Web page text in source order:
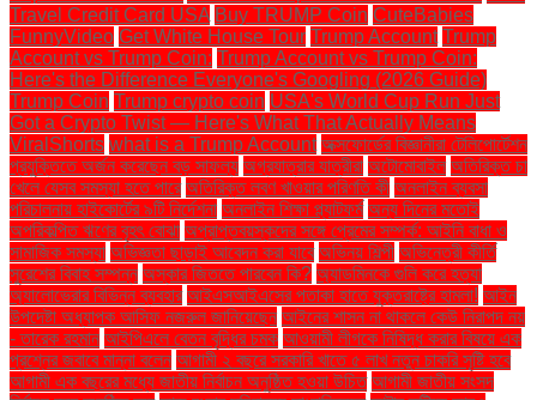
Travel Credit Card USA Buy TRUMP Coin CuteBabies
FunnyVideo Get White House Tour Trump Account Trump
Account vs Trump Coin: Trump Account vs Trump Coin:
Here's the Difference Everyone's Googling (2026 Guide)
Trump Coin Trump crypto coin USA's World Cup Run Just
Got a Crypto Twist — Here's What That Actually Means
ViralShorts what is a Trump Account অক্সফোর্ডের বিজ্ঞানীরা টেলিপোর্টেশন
প্রযুক্তিতে অর্জন করেছেন বড় সাফল্য অগ্রযাত্রার যাত্রীরা অটোমোবাইল অতিরিক্ত চা
খেলে যেসব সমস্যা হতে পারে অতিরিক্ত লবণ খাওয়ার পরিণতি কী অনলাইন ব্যবসা
পরিচালনায় হাইকোর্টের ৯টি নির্দেশনা অনলাইন শিক্ষা প্ল্যাটফর্ম অন্য দিনের মতোই
অপরিকল্পিত ঋণের বৃহৎ বোঝা অপ্রাপ্তবয়স্কদের সঙ্গে প্রেমের সম্পর্ক: আইনি বাধা ও
সামাজিক সমস্যা অভিজ্ঞতা ছাড়াই আবেদন করা যাবে অভিনয় শিল্পী অভিনেত্রী কীর্তি
সুরেশের বিবাহ সম্পন্ন অস্কার জিততে পারবেন কি? অ্যাডমিনকে গুলি করে হত্যা
অ্যালোভেরার বিভিন্ন ব্যবহার আইএসআইএসের পতাকা হাতে যুক্তরাষ্ট্রে হামলা! আইন
উপদেষ্টা অধ্যাপক আসিফ নজরুল জানিয়েছেন আইনের শাসন না থাকলে কেউ নিরাপদ নয়
- তারেক রহমান আইপিএলে বেতন বৃদ্ধির চমক আওয়ামী লীগকে নিষিদ্ধ করার বিষয়ে এক
প্রশ্নের জবাবে মান্না বলেন আগামী ২ বছরে সরকারি খাতে ৫ লাখ নতুন চাকরি সৃষ্টি হবে
আগামী এক বছরের মধ্যে জাতীয় নির্বাচন অনুষ্ঠিত হওয়া উচিত আগামী জাতীয় সংসদ